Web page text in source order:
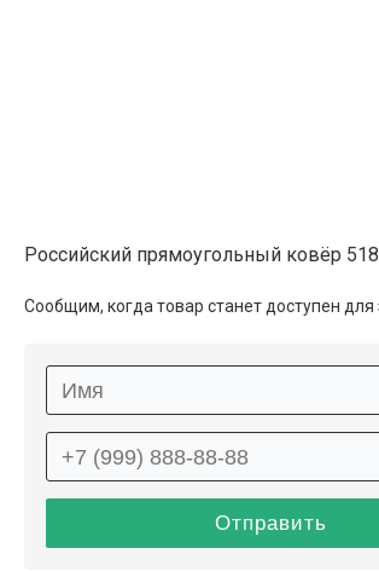
1.6×2.3 10 150 ₽
2×3 13 800 ₽
15 500 ₽
ЛЕТНЯЯ РАСПРОДАЖА
Российский прямоугольный ковёр
Сообщим, когда товар станет доступен для